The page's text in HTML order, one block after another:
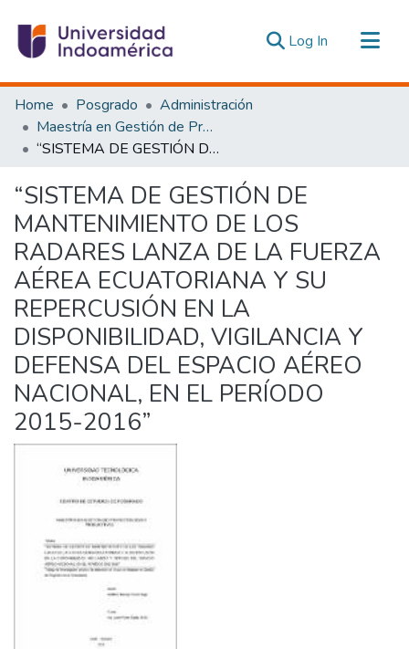
Log In (current)
Communities & Collections
All of DSpace
Statistics
Home Posgrado
Administración
Maestría en Gestión de Proyectos Socioproductivos
“SISTEMA DE GESTIÓN DE MANTENIMIENTO DE LOS RADARES LANZA DE LA FUERZA AÉREA ECUATORIANA Y SU REPERCUSIÓN EN LA DISPONIBILIDAD, VIGILANCIA Y DEFENSA DEL ESPACIO AÉREO NACIONAL, EN EL PERÍODO 2015-2016”
“SISTEMA DE GESTIÓN DE
MANTENIMIENTO DE LOS
RADARES LANZA DE LA FUERZA
AÉREA ECUATORIANA Y SU
REPERCUSIÓN EN LA
DISPONIBILIDAD, VIGILANCIA Y
DEFENSA DEL ESPACIO AÉREO
NACIONAL, EN EL PERÍODO
2015-2016”